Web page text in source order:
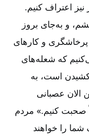
اعتراف کنیم‌.
و به‌جای بروز
و کارهای
که شعله‌های
است‌، به
الان عصبانی
صحبت کنیم‌.» مردم
را خواهند